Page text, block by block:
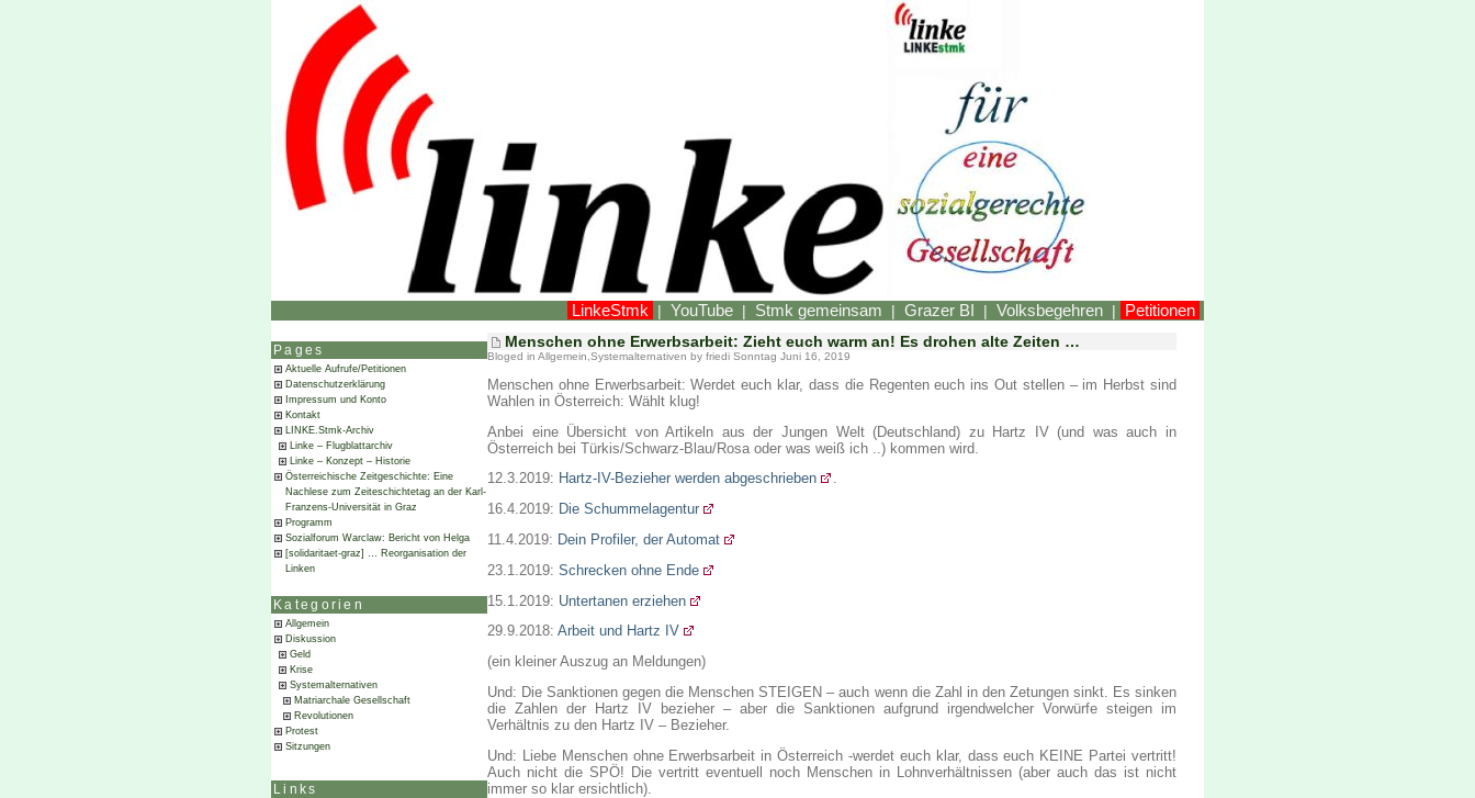
LinkeStmk | YouTube | Stmk gemeinsam | Grazer BI | Volksbegehren | Petitionen
Pages
Aktuelle Aufrufe/Petitionen
Datenschutzerklärung
Impressum und Konto
Kontakt
LINKE.Stmk-Archiv
Linke – Flugblattarchiv
Linke – Konzept – Historie
Österreichische Zeitgeschichte: Eine
Nachlese zum Zeiteschichtetag an der Karl-
Franzens-Universität in Graz
Programm
Sozialforum Warclaw: Bericht von Helga
[solidaritaet-graz] … Reorganisation der
Linken
Kategorien
Allgemein
Diskussion
Geld
Krise
Systemalternativen
Matriarchale Gesellschaft
Revolutionen
Protest
Sitzungen
Links
Menschen ohne Erwerbsarbeit: Zieht euch warm an! Es drohen alte Zeiten …
Bloged in Allgemein Systemalternativen by friedi Sonntag Juni 16, 2019
Menschen ohne Erwerbsarbeit: Werdet euch klar, dass die Regenten euch ins Out stellen – im Herbst sind
Wahlen in Österreich: Wählt klug!
Anbei eine Übersicht von Artikeln aus der Jungen Welt (Deutschland) zu Hartz IV (und was auch in
Österreich bei Türkis/Schwarz-Blau/Rosa oder was weiß ich ..) kommen wird.
12.3.2019: Hartz-IV-Bezieher werden abgeschrieben
.
16.4.2019: Die Schummelagentur
11.4.2019: Dein Profiler, der Automat
23.1.2019: Schrecken ohne Ende
15.1.2019: Untertanen erziehen
29.9.2018: Arbeit und Hartz IV
(ein kleiner Auszug an Meldungen)
Und: Die Sanktionen gegen die Menschen STEIGEN – auch wenn die Zahl in den Zetungen sinkt. Es sinken
die Zahlen der Hartz IV bezieher – aber die Sanktionen aufgrund irgendwelcher Vorwürfe steigen im
Verhältnis zu den Hartz IV – Bezieher.
Und: Liebe Menschen ohne Erwerbsarbeit in Österreich -werdet euch klar, dass euch KEINE Partei vertritt!
Auch nicht die SPÖ! Die vertritt eventuell noch Menschen in Lohnverhältnissen (aber auch das ist nicht
immer so klar ersichtlich).